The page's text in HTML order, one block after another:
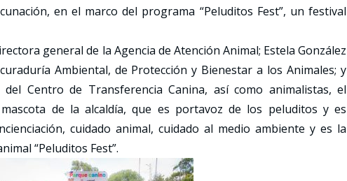
en el marco del programa “Peluditos Fest”, un festival
general de la Agencia de Atención Animal; Estela González
Ambiental, de Protección y Bienestar a los Animales; y
Centro de Transferencia Canina, así como animalistas, el
de la alcaldía, que es portavoz de los peluditos y es
cuidado animal, cuidado al medio ambiente y es la
“Peluditos Fest”.